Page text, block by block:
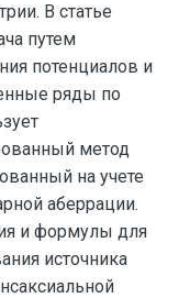
В статье
путем
потенциалов и
ряды по
метод
на учете
аберрации.
и формулы для
источника